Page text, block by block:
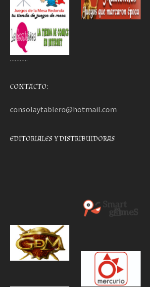
………..
CONTACTO:
consolaytablero@hotmail.com
EDITORIALES Y DISTRIBUIDORAS